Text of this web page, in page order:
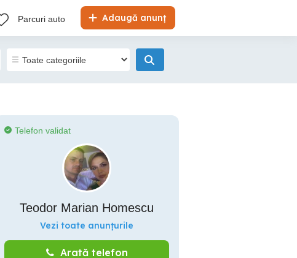
Adaugă anunț
Parcuri auto
Telefon validat
Teodor Marian Homescu
Vezi toate anunțurile
Arată telefon